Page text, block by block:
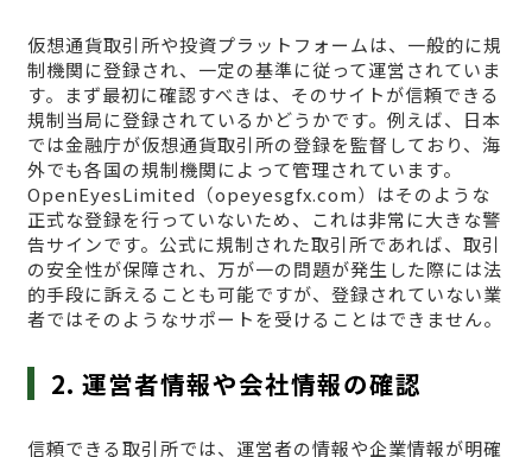
仮想通貨取引所や投資プラットフォームは、一般的に規
制機関に登録され、一定の基準に従って運営されていま
す。まず最初に確認すべきは、そのサイトが信頼できる
規制当局に登録されているかどうかです。例えば、日本
では金融庁が仮想通貨取引所の登録を監督しており、海
外でも各国の規制機関によって管理されています。
OpenEyesLimited（opeyesgfx.com）はそのような
正式な登録を行っていないため、これは非常に大きな警
告サインです。公式に規制された取引所であれば、取引
の安全性が保障され、万が一の問題が発生した際には法
的手段に訴えることも可能ですが、登録されていない業
者ではそのようなサポートを受けることはできません。
2. 運営者情報や会社情報の確認
信頼できる取引所では、運営者の情報や企業情報が明確